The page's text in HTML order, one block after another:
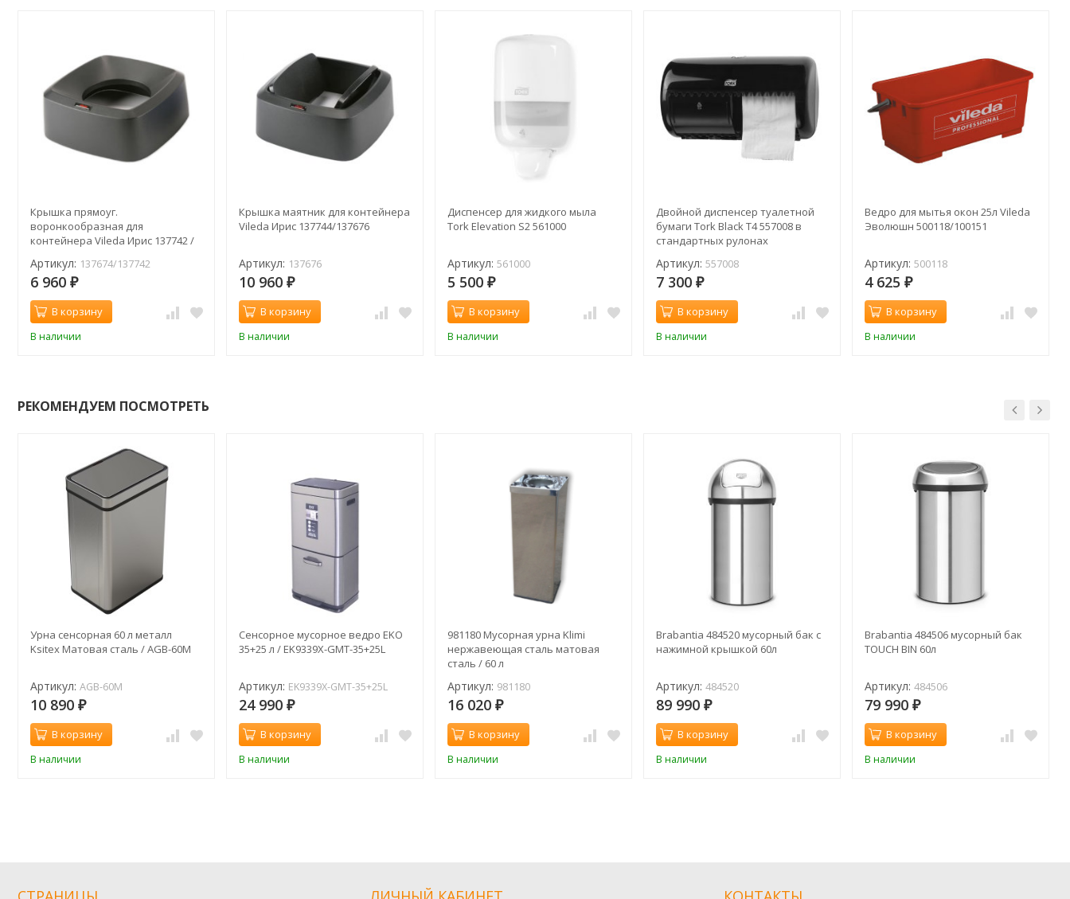
Крышка прямоуг.
воронкообразная для
контейнера Vileda Ирис 137742 /
Артикул: 137674/137742
6 960 ₽
В корзину
В наличии
Крышка маятник для контейнера
Vileda Ирис 137744/137676
Артикул: 137676
10 960 ₽
В корзину
В наличии
Диспенсер для жидкого мыла
Tork Elevation S2 561000
Артикул: 561000
5 500 ₽
В корзину
В наличии
Двойной диспенсер туалетной
бумаги Tork Black T4 557008 в
стандартных рулонах
Артикул: 557008
7 300 ₽
В корзину
В наличии
Ведро для мытья окон 25л Vileda
Эволюшн 500118/100151
Артикул: 500118
4 625 ₽
В корзину
В наличии
РЕКОМЕНДУЕМ ПОСМОТРЕТЬ
Урна сенсорная 60 л металл
Ksitex Матовая сталь / AGB-60M
Артикул: AGB-60M
10 890 ₽
В корзину
В наличии
Сенсорное мусорное ведро EKO
35+25 л / EK9339X-GMT-35+25L
Артикул: EK9339X-GMT-35+25L
24 990 ₽
В корзину
В наличии
981180 Мусорная урна Klimi
нержавеющая сталь матовая
сталь / 60 л
Артикул: 981180
16 020 ₽
В корзину
В наличии
Brabantia 484520 мусорный бак с
нажимной крышкой 60л
Артикул: 484520
89 990 ₽
В корзину
В наличии
Brabantia 484506 мусорный бак
TOUCH BIN 60л
Артикул: 484506
79 990 ₽
В корзину
В наличии